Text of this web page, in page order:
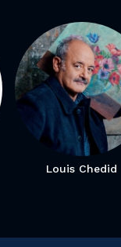
Louis Chedid